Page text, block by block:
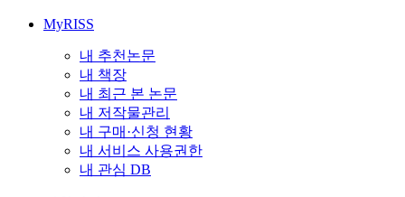
MyRISS
내 추천논문
내 책장
내 최근 본 논문
내 저작물관리
내 구매·신청 현황
내 서비스 사용권한
내 관심 DB